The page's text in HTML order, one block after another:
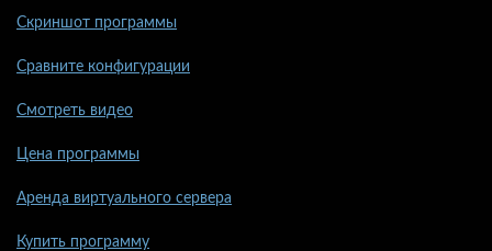
Скриншот программы
Сравните конфигурации
Смотреть видео
Цена программы
Аренда виртуального сервера
Купить программу